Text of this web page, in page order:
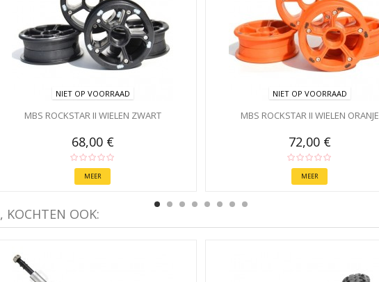
NIET OP VOORRAAD
MBS ROCKSTAR II WIELEN ZWART
68,00 €
MEER
NIET OP VOORRAAD
MBS ROCKSTAR II WIELEN ORANJE
72,00 €
MEER
KOCHTEN OOK: